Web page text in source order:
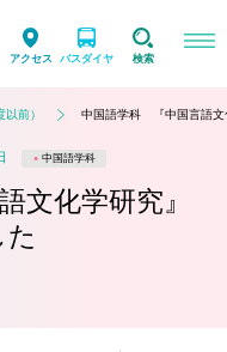
アクセス バスダイヤ 検索
前） 中国語学科 『中国言語文
中国語学科
文化学研究』